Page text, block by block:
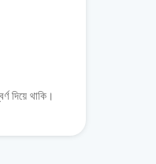
দিয়ে থাকি।